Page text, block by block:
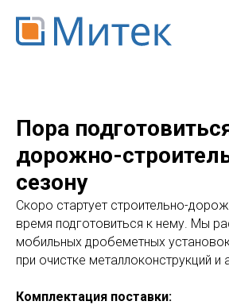
Пора
дорожно-
сезону
Скоро стартует строительно-
время подготовиться к нему. Мы
мобильных дробеметных
при очистке металлоконструкций и
Комплектация поставки: